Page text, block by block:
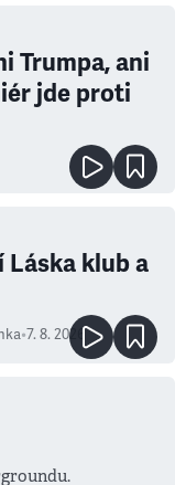
Trumpa, ani
jde proti
Láska klub a
•7. 8. 2026